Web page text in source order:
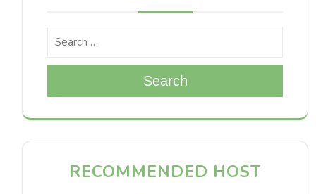
Search
RECOMMENDED HOST